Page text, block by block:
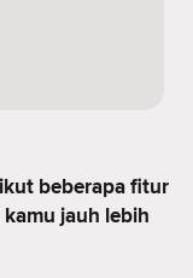
beberapa fitur
jauh lebih